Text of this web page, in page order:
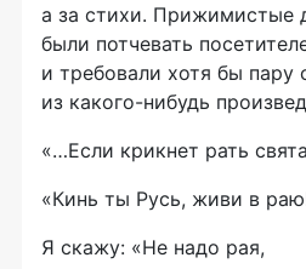
а за стихи. Прижимистые
были потчевать
и требовали хотя бы пару
из какого-нибудь
«…Если крикнет рать
«Кинь ты Русь, живи в
Я скажу: «Не надо рая,